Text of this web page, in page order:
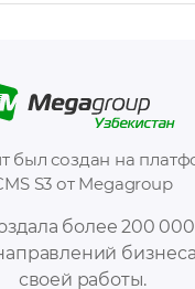
более 200
бизнеса
своей работы.
был создан на
S3 от Megagroup